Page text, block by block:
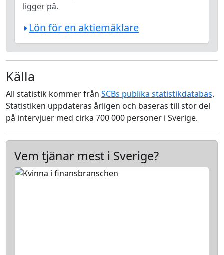
ligger på.
Lön för en aktiemäklare
Källa
All statistik kommer från SCBs publika statistikdatabas.
Statistiken uppdateras årligen och baseras till stor del
på intervjuer med cirka 700 000 personer i Sverige.
Vem tjänar mest i Sverige?